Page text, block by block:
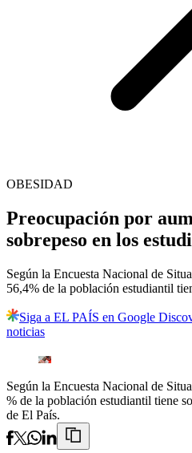
OBESIDAD
Preocupación por
sobrepeso en los
Según la Encuesta Nacional de
56,4% de la población estudiantil
Siga a EL PAÍS en Google
noticias
Según la Encuesta Nacional de
% de la población estudiantil tiene
de El País.